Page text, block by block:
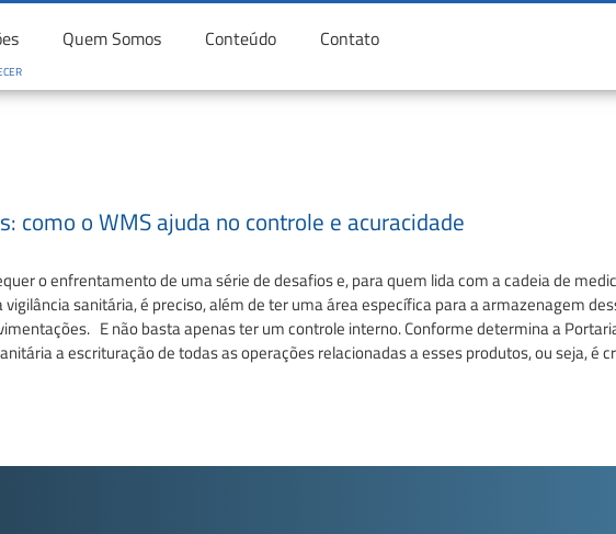
Quem Somos Conteúdo Contato
como o WMS ajuda no controle e acuracidade
o enfrentamento de uma série de desafios e, para quem lida com a cadeia de
sanitária, é preciso, além de ter uma área específica para a armazenagem
E não basta apenas ter um controle interno. Conforme determina a
a escrituração de todas as operações relacionadas a esses produtos, ou seja, é